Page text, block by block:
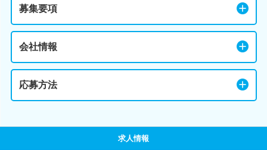
募集要項
会社情報
応募方法
求人情報